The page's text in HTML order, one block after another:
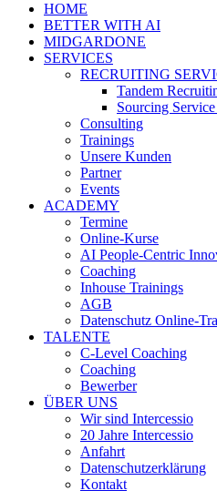
HOME
BETTER WITH AI
MIDGARDONE
SERVICES
RECRUITING
Tandem
Sourcing
Consulting
Trainings
Unsere Kunden
Partner
Events
ACADEMY
Termine
Online-Kurse
AI People-Centric
Coaching
Inhouse Trainings
AGB
Datenschutz Online-
TALENTE
C-Level Coaching
Coaching
Bewerber
ÜBER UNS
Wir sind Intercessio
20 Jahre Intercessio
Anfahrt
Datenschutzerklärung
Kontakt